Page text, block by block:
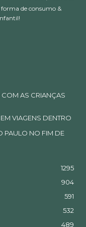
de consumo &
AS CRIANÇAS
VIAGENS DENTRO
PAULO NO FIM DE
1295
904
591
532
489